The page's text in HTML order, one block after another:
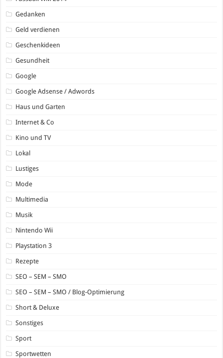
Gedanken
Geld verdienen
Geschenkideen
Gesundheit
Google
Google Adsense / Adwords
Haus und Garten
Internet & Co
Kino und TV
Lokal
Lustiges
Mode
Multimedia
Musik
Nintendo Wii
Playstation 3
Rezepte
SEO – SEM – SMO
SEO – SEM – SMO / Blog-Optimierung
Short & Deluxe
Sonstiges
Sport
Sportwetten